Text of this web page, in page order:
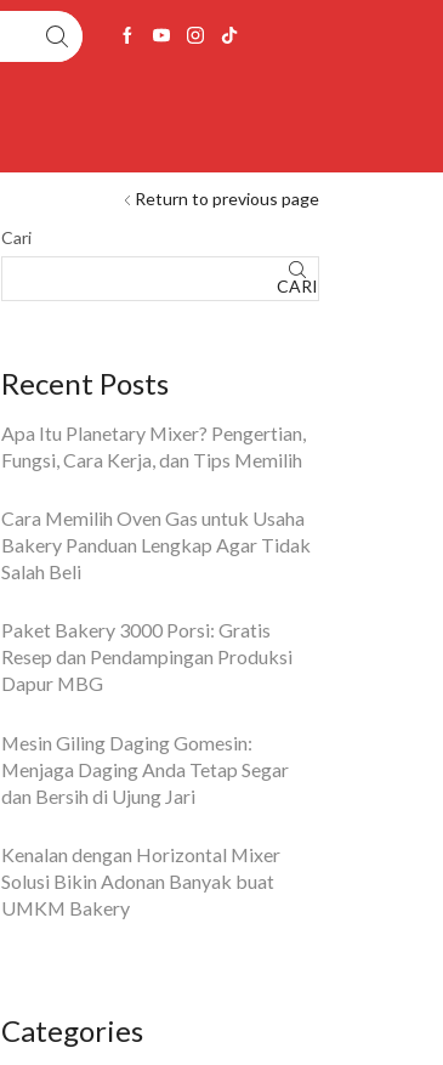
Return to previous page
Cari
CARI
Recent Posts
Apa Itu Planetary Mixer? Pengertian,
Fungsi, Cara Kerja, dan Tips Memilih
Cara Memilih Oven Gas untuk Usaha
Bakery Panduan Lengkap Agar Tidak
Salah Beli
Paket Bakery 3000 Porsi: Gratis
Resep dan Pendampingan Produksi
Dapur MBG
Mesin Giling Daging Gomesin:
Menjaga Daging Anda Tetap Segar
dan Bersih di Ujung Jari
Kenalan dengan Horizontal Mixer
Solusi Bikin Adonan Banyak buat
UMKM Bakery
Categories